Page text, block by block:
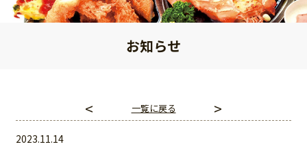
お知らせ
< 一覧に戻る >
2023.11.14